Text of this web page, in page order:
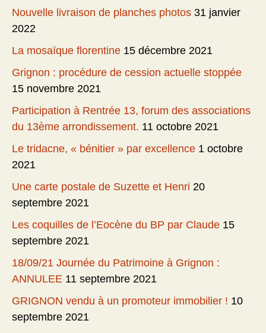
Nouvelle livraison de planches photos 31 janvier
2022
La mosaïque florentine 15 décembre 2021
Grignon : procédure de cession actuelle stoppée
15 novembre 2021
Participation à Rentrée 13, forum des associations
du 13ème arrondissement. 11 octobre 2021
Le tridacne, « bénitier » par excellence 1 octobre
2021
Une carte postale de Suzette et Henri 20
septembre 2021
Les coquilles de l’Eocène du BP par Claude 15
septembre 2021
18/09/21 Journée du Patrimoine à Grignon :
ANNULEE 11 septembre 2021
GRIGNON vendu à un promoteur immobilier ! 10
septembre 2021